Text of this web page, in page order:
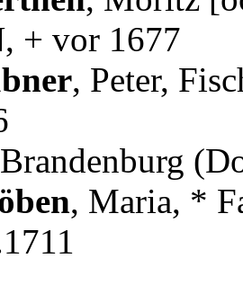
vor 1677
, Peter,
, Maria, *